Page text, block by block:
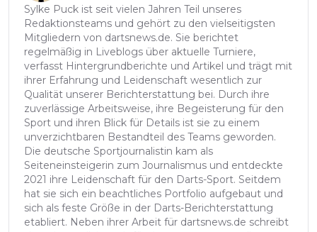
Sylke Puck ist seit vielen Jahren Teil unseres
Redaktionsteams und gehört zu den vielseitigsten
Mitgliedern von dartsnews.de. Sie berichtet
regelmäßig in Liveblogs über aktuelle Turniere,
verfasst Hintergrundberichte und Artikel und trägt mit
ihrer Erfahrung und Leidenschaft wesentlich zur
Qualität unserer Berichterstattung bei. Durch ihre
zuverlässige Arbeitsweise, ihre Begeisterung für den
Sport und ihren Blick für Details ist sie zu einem
unverzichtbaren Bestandteil des Teams geworden.
Die deutsche Sportjournalistin kam als
Seiteneinsteigerin zum Journalismus und entdeckte
2021 ihre Leidenschaft für den Darts-Sport. Seitdem
hat sie sich ein beachtliches Portfolio aufgebaut und
sich als feste Größe in der Darts-Berichterstattung
etabliert. Neben ihrer Arbeit für dartsnews.de schreibt